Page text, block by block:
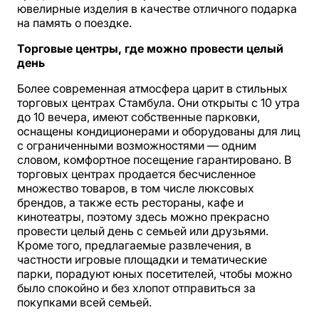
ювелирные изделия в качестве отличного подарка
на память о поездке.
Торговые центры, где можно провести целый
день
Более современная атмосфера царит в стильных
торговых центрах Стамбула. Они открыты с 10 утра
до 10 вечера, имеют собственные парковки,
оснащены кондиционерами и оборудованы для лиц
с ограниченными возможностями — одним
словом, комфортное посещение гарантировано. В
торговых центрах продается бесчисленное
множество товаров, в том числе люксовых
брендов, а также есть рестораны, кафе и
кинотеатры, поэтому здесь можно прекрасно
провести целый день с семьей или друзьями.
Кроме того, предлагаемые развлечения, в
частности игровые площадки и тематические
парки, порадуют юных посетителей, чтобы можно
было спокойно и без хлопот отправиться за
покупками всей семьей.